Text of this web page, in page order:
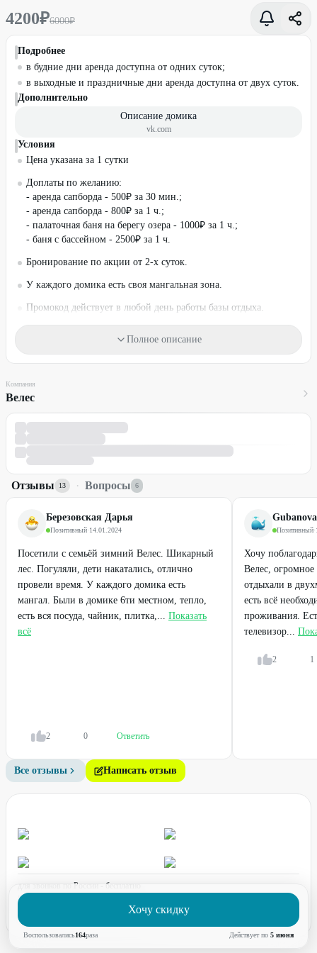
4200₽6000₽
Подробнее
в будние дни аренда доступна от одних суток;
в выходные и праздничные дни аренда доступна от двух суток.
Дополнительно
Описание домика
vk.com
Условия
Цена указана за 1 сутки
Доплаты по желанию:
- аренда сапборда - 500₽ за 30 мин.;
- аренда сапборда - 800₽ за 1 ч.;
- палаточная баня на берегу озера - 1000₽ за 1 ч.;
- баня с бассейном - 2500₽ за 1 ч.
Бронирование по акции от 2-х суток.
У каждого домика есть своя мангальная зона.
Промокод действует в любой день работы базы отдыха.
Проживание с животными запрещено.
спального места).
Промокод можно использовать неограниченное количество раз.
Один промокод действует на один заезд.
Необходимо предварительное бронирование через
или по телефонам:
+7 (912) 084-66-04
+7 (982) 277-01-23
Для получения скидки предъявите промокод.
Промокод не суммируется с другими действующими
предложениями базы отдыха.
Полное описание
Хочу скидку
Воспользовались164раза Действует по 5 июня
Компания
Велес
Отзывы 13 · Вопросы 6
Березовская Дарья
Позитивный·14.01.2024
Посетили с семьёй зимний Велес. Шикарный
лес. Погуляли, дети накатались, отлично
провели время. У каждого домика есть
мангал. Были в домике 6ти местном, тепло,
есть вся посуда, чайник, плитка,... Показать
всё
2 0 Ответить
Позитивный·
Хочу
Велес,
отдыхали в
есть всё
проживания.
телевизор...
2 1
Все отзывы Написать отзыв
для звонков по России - бесплатно
график работы:
ПН-ПТ с 08:00 до 17:00 (по МСК)